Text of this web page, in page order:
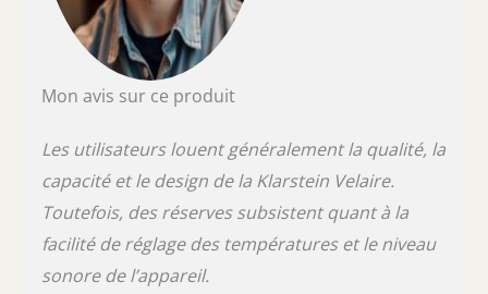
Mon avis sur ce produit
Les utilisateurs louent généralement la qualité, la
capacité et le design de la Klarstein Velaire.
Toutefois, des réserves subsistent quant à la
facilité de réglage des températures et le niveau
sonore de l’appareil.